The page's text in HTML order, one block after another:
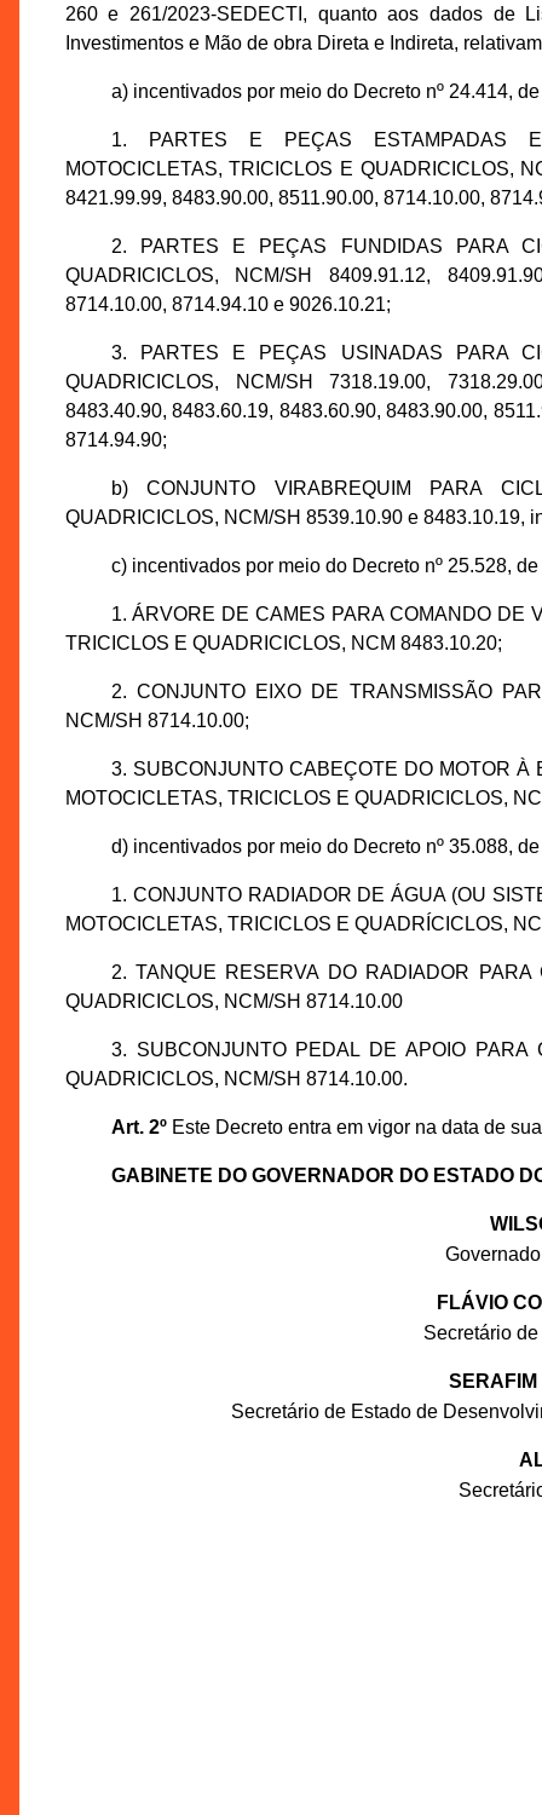
260 e 261/2023-SEDECTI, quanto aos dados de
Investimentos e Mão de obra Direta e Indireta,
a) incentivados por meio do Decreto nº 24.414,
1. PARTES E PEÇAS ESTAMPADAS E/
MOTOCICLETAS, TRICICLOS E QUADRICICLOS,
8421.99.99, 8483.90.00, 8511.90.00, 8714.10.00,
2. PARTES E PEÇAS FUNDIDAS PARA
QUADRICICLOS, NCM/SH 8409.91.12,
8714.10.00, 8714.94.10 e 9026.10.21;
3. PARTES E PEÇAS USINADAS PARA
QUADRICICLOS, NCM/SH 7318.19.00,
8483.40.90, 8483.60.19, 8483.60.90, 8483.90.00,
8714.94.90;
b) CONJUNTO VIRABREQUIM PARA
QUADRICICLOS, NCM/SH 8539.10.90 e 8483.10.19,
c) incentivados por meio do Decreto nº 25.528,
1. ÁRVORE DE CAMES PARA COMANDO DE
TRICICLOS E QUADRICICLOS, NCM 8483.10.20;
2. CONJUNTO EIXO DE TRANSMISSÃO
NCM/SH 8714.10.00;
3. SUBCONJUNTO CABEÇOTE DO MOTOR À
MOTOCICLETAS, TRICICLOS E QUADRICICLOS,
d) incentivados por meio do Decreto nº 35.088,
1. CONJUNTO RADIADOR DE ÁGUA (OU
MOTOCICLETAS, TRICICLOS E QUADRÍCICLOS,
2. TANQUE RESERVA DO RADIADOR PARA
QUADRICICLOS, NCM/SH 8714.10.00
3. SUBCONJUNTO PEDAL DE APOIO PARA
QUADRICICLOS, NCM/SH 8714.10.00.
Art. 2ºEste Decreto entra em vigor na data de
GABINETE DO GOVERNADOR DO ESTADO
FLÁVIO
Secretário
Secretário de Estado de